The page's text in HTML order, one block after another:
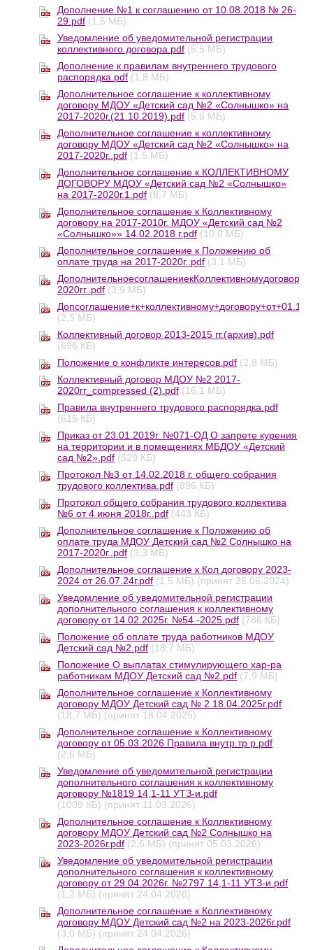
Дополнение №1 к соглашению от 10.08.2018 № 26-
29.pdf (1,5 МБ)
Уведомление об уведомительной регистрации
коллективного договора.pdf (5,5 МБ)
Дополнение к правилам внутреннего трудового
распорядка.pdf (1,8 МБ)
Дополнительное соглашение к коллективному
договору МДОУ «Детский сад №2 «Солнышко» на
2017-2020г.(21.10.2019).pdf (5,6 МБ)
Дополнительное соглашение к коллективному
договору МДОУ «Детский сад №2 «Солнышко» на
2017-2020г..pdf (1,5 МБ)
Дополнительное соглашение к КОЛЛЕКТИВНОМУ
ДОГОВОРУ МДОУ «Детский сад №2 «Солнышко»
на 2017-2020г.1.pdf (8,7 МБ)
Дополнительное соглашение к Коллективному
договору на 2017-2010г. МДОУ «Детский сад №2
«Солнышко»» 14.02.2018 г.pdf (10,0 МБ)
Дополнительное соглашение к Положению об
оплате труда на 2017-2020г..pdf (3,1 МБ)
2020гг..pdf (3,9 МБ)
(2,5 МБ)
Коллективный договор 2013-2015 гг.(архив).pdf
(696 КБ)
Положение о конфликте интересов.pdf (2,8 МБ)
Коллективный договор МДОУ №2 2017-
2020гг_compressed (2).pdf (16,1 МБ)
Правила внутреннего трудового распорядка.pdf
(615 КБ)
Приказ от 23.01.2019г. №071-ОД О запрете курения
на территории и в помещениях МБДОУ «Детский
сад №2».pdf (529 КБ)
Протокол №3 от 14.02.2018 г. общего собрания
трудового коллектива.pdf (896 КБ)
Протокол общего собрания трудового коллектива
№6 от 4 июня 2018г..pdf (443 КБ)
Дополнительное соглашение к Положению об
оплате труда МДОУ Детский сад №2 Солнышко на
2017-2020г..pdf (3,3 МБ)
Дополнительное соглашение к Кол договору 2023-
2024 от 26.07.24г.pdf (1,5 МБ) (принят 26.06.2024)
Уведомление об уведомительной регистрации
дополнительного соглашения к коллективному
договору от 14.02.2025г. №54 -2025.pdf (786 КБ)
Положение об оплате труда работников МДОУ
Детский сад №2.pdf (18,7 МБ)
Положение О выплатах стимулирующего хар-ра
работникам МДОУ Детский сад №2.pdf (7,9 МБ)
Дополнительное соглашение к Коллективному
договору МДОУ Детский сад № 2 18.04.2025г.pdf
(18,7 МБ) (принят 18.04.2025)
Дополнительное соглашение к Коллективному
договору от 05.03.2026 Правила внутр.тр р.pdf
(2,6 МБ)
Уведомление об уведомительной регистрации
дополнительного соглашения к коллективному
договору №1819 14,1-11 УТЗ-и.pdf
(1009 КБ) (принят 11.03.2026)
Дополнительное соглашение к Коллективному
договору МДОУ Детский сад №2 Солнышко на
2023-2026г.pdf (2,6 МБ) (принят 05.03.2026)
Уведомление об уведомительной регистрации
дополнительного соглашения к коллективному
договору от 29.04.2026г. №2797 14,1-11 УТЗ-и.pdf
(1,2 МБ) (принят 24.04.2026)
Дополнительное соглашение к Коллективному
договору МДОУ Детский сад №2 на 2023-2026г.pdf
(3,0 МБ) (принят 24.04.2026)